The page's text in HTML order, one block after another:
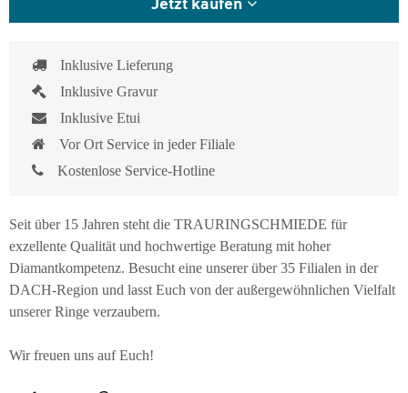
Inklusive Lieferung
Inklusive Gravur
Inklusive Etui
Vor Ort Service in jeder Filiale
Kostenlose Service-Hotline
Seit über 15 Jahren steht die TRAURINGSCHMIEDE für
exzellente Qualität und hochwertige Beratung mit hoher
Diamantkompetenz. Besucht eine unserer über 35 Filialen in der
DACH-Region und lasst Euch von der außergewöhnlichen Vielfalt
unserer Ringe verzaubern.
Wir freuen uns auf Euch!